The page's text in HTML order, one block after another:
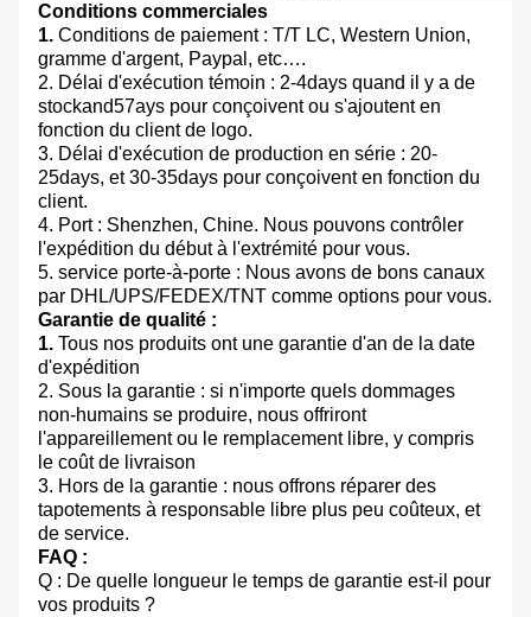
Conditions commerciales
1. Conditions de paiement : T/T LC, Western Union,
gramme d'argent, Paypal, etc….
2. Délai d'exécution témoin : 2-4days quand il y a de
stockand57ays pour conçoivent ou s'ajoutent en
fonction du client de logo.
3. Délai d'exécution de production en série : 20-
25days, et 30-35days pour conçoivent en fonction du
client.
4. Port : Shenzhen, Chine. Nous pouvons contrôler
l'expédition du début à l'extrémité pour vous.
5. service porte-à-porte : Nous avons de bons canaux
par DHL/UPS/FEDEX/TNT comme options pour vous.
Garantie de qualité :
1. Tous nos produits ont une garantie d'an de la date
d'expédition
2. Sous la garantie : si n'importe quels dommages
non-humains se produire, nous offriront
l'appareillement ou le remplacement libre, y compris
le coût de livraison
3. Hors de la garantie : nous offrons réparer des
tapotements à responsable libre plus peu coûteux, et
de service.
FAQ :
Q : De quelle longueur le temps de garantie est-il pour
vos produits ?